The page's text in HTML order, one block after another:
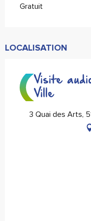
Gratuit
LOCALISATION
Visite
Ville
3 Quai des Arts,